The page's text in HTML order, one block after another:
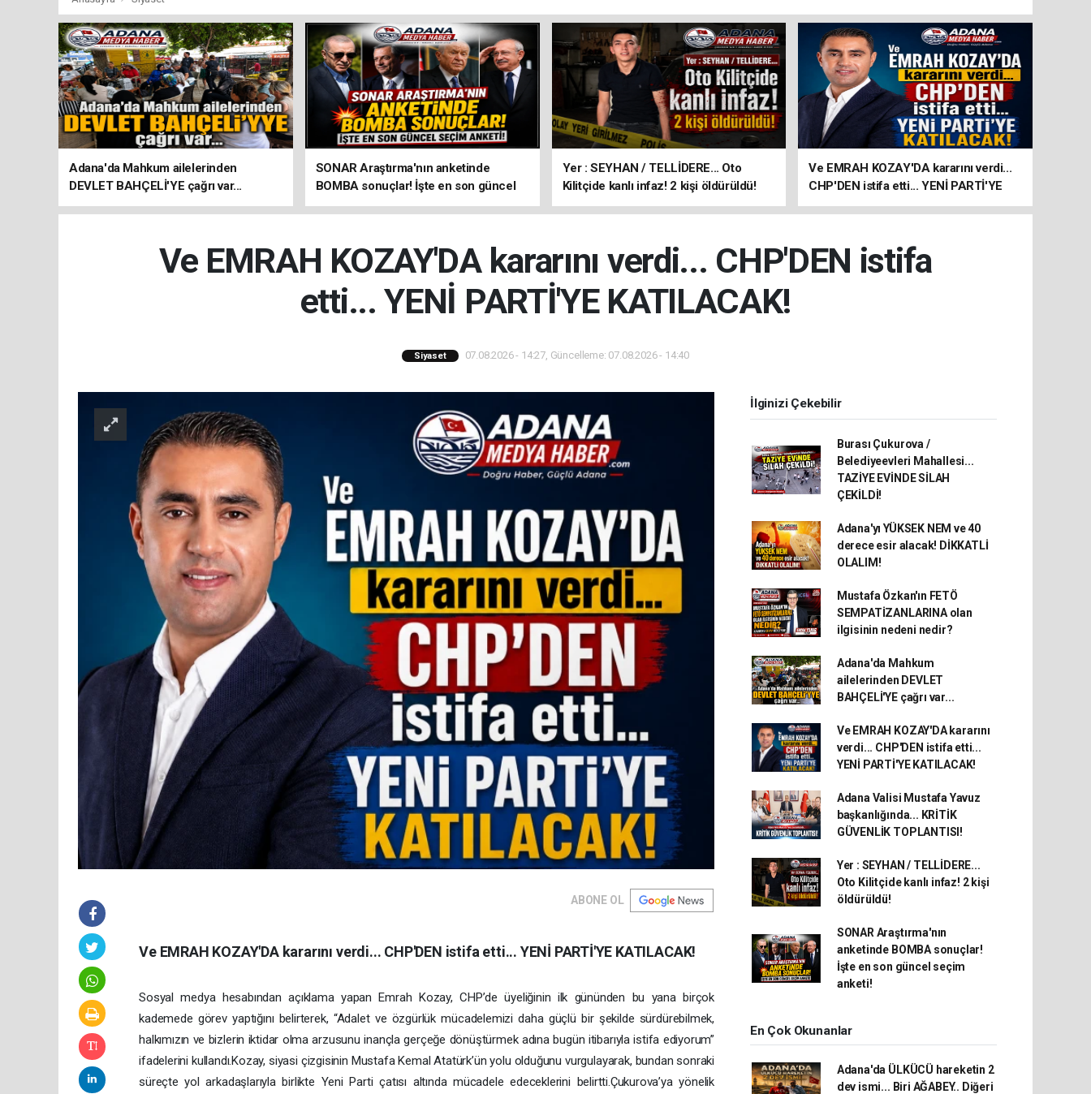
Adana'da Mahkum ailelerinden
DEVLET BAHÇELİ'YE çağrı var...
SONAR Araştırma'nın anketinde
BOMBA sonuçlar! İşte en son güncel
seçim anketi!
Yer : SEYHAN / TELLİDERE... Oto
Kilitçide kanlı infaz! 2 kişi öldürüldü!
Ve EMRAH KOZAY'DA kararını verdi...
CHP'DEN istifa etti... YENİ PARTİ'YE
KATILACAK!
Ve EMRAH KOZAY'DA kararını verdi... CHP'DEN istifa
etti... YENİ PARTİ'YE KATILACAK!
Siyaset 07.08.2026 - 14:27, Güncelleme: 07.08.2026 - 14:40
ABONE OL
Ve EMRAH KOZAY'DA kararını verdi... CHP'DEN istifa etti... YENİ PARTİ'YE KATILACAK!
Sosyal medya hesabından açıklama yapan Emrah Kozay, CHP’de üyeliğinin ilk gününden bu yana birçok
kademede görev yaptığını belirterek, “Adalet ve özgürlük mücadelemizi daha güçlü bir şekilde sürdürebilmek,
halkımızın ve bizlerin iktidar olma arzusunu inançla gerçeğe dönüştürmek adına bugün itibarıyla istifa ediyorum”
ifadelerini kullandı.Kozay, siyasi çizgisinin Mustafa Kemal Atatürk’ün yolu olduğunu vurgulayarak, bundan sonraki
süreçte yol arkadaşlarıyla birlikte Yeni Parti çatısı altında mücadele edeceklerini belirtti.Çukurova’ya yönelik
İlginizi Çekebilir
Burası Çukurova /
Belediyeevleri Mahallesi...
TAZİYE EVİNDE SİLAH
ÇEKİLDİ!
Adana'yı YÜKSEK NEM ve 40
derece esir alacak! DİKKATLİ
OLALIM!
Mustafa Özkan'ın FETÖ
SEMPATİZANLARINA olan
ilgisinin nedeni nedir?
Adana'da Mahkum
ailelerinden DEVLET
BAHÇELİ'YE çağrı var...
Ve EMRAH KOZAY'DA kararını
verdi... CHP'DEN istifa etti...
YENİ PARTİ'YE KATILACAK!
Adana Valisi Mustafa Yavuz
başkanlığında... KRİTİK
GÜVENLİK TOPLANTISI!
Yer : SEYHAN / TELLİDERE...
Oto Kilitçide kanlı infaz! 2 kişi
öldürüldü!
SONAR Araştırma'nın
anketinde BOMBA sonuçlar!
İşte en son güncel seçim
anketi!
En Çok Okunanlar
Adana'da ÜLKÜCÜ hareketin 2
dev ismi... Biri AĞABEY.. Diğeri